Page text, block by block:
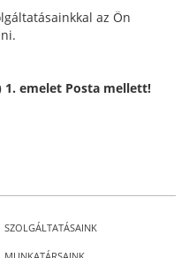
az Ön
1. emelet Posta mellett!
SZOLGÁLTATÁSAINK
MUNKATÁRSAINK